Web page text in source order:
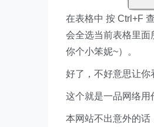
在表格中 按 Ctrl+F
会全选当前表格里面
你个小笨妮~）。
好了，不好意思让你
这个就是一品网络用
本网站不出意外的话